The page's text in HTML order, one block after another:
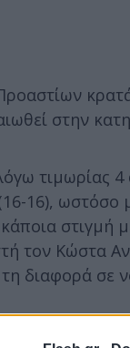
στην
τιμωρίας
16),
στιγμή
τον Κώστα
διαφορά σε